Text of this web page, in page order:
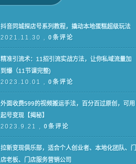
抖音同城探店号系列教程，撬动本地蛋糕超级玩法
2021.11.30 , 0条评论
精准引流术：11招引流实战方法，让你私域流量加
到爆（11节课完整)
2023.10.01 , 0条评论
外面收费599的视频搬运手法，百分百过原创，可用
起号变现【揭秘】
2023.9.21 , 0条评论
拉新变现俱乐部，适合个人创业者、本地化团队、门
店老板、门店服务营销公司